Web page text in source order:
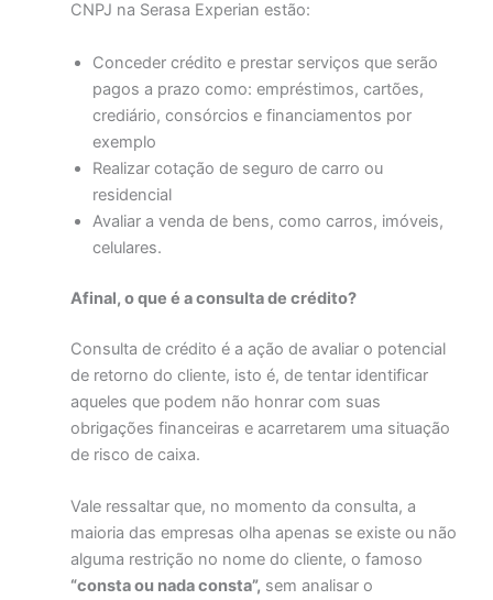
CNPJ na Serasa Experian estão:
Conceder crédito e prestar serviços que serão
pagos a prazo como: empréstimos, cartões,
crediário, consórcios e financiamentos por
exemplo
Realizar cotação de seguro de carro ou
residencial
Avaliar a venda de bens, como carros, imóveis,
celulares.
Afinal, o que é a consulta de crédito?
Consulta de crédito é a ação de avaliar o potencial
de retorno do cliente, isto é, de tentar identificar
aqueles que podem não honrar com suas
obrigações financeiras e acarretarem uma situação
de risco de caixa.
Vale ressaltar que, no momento da consulta, a
maioria das empresas olha apenas se existe ou não
alguma restrição no nome do cliente, o famoso
“consta ou nada consta”, sem analisar o